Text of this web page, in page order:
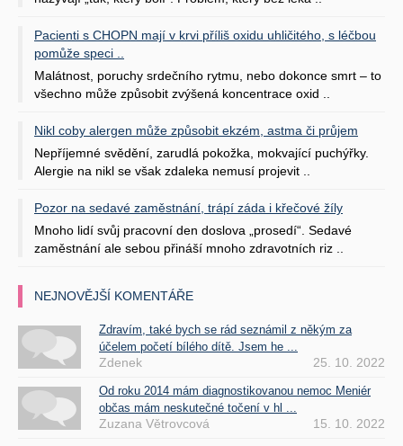
Pacienti s CHOPN mají v krvi příliš oxidu uhličitého, s léčbou
pomůže speci ..
Malátnost, poruchy srdečního rytmu, nebo dokonce smrt – to
všechno může způsobit zvýšená koncentrace oxid ..
Nikl coby alergen může způsobit ekzém, astma či průjem
Nepříjemné svědění, zarudlá pokožka, mokvající puchýřky.
Alergie na nikl se však zdaleka nemusí projevit ..
Pozor na sedavé zaměstnání, trápí záda i křečové žíly
Mnoho lidí svůj pracovní den doslova „prosedí“. Sedavé
zaměstnání ale sebou přináší mnoho zdravotních riz ..
NEJNOVĚJŠÍ KOMENTÁŘE
Zdravím, také bych se rád seznámil z někým za
účelem početí bílého dítě. Jsem he ...
Zdenek 25. 10. 2022
Od roku 2014 mám diagnostikovanou nemoc Meniér
občas mám neskutečné točení v hl ...
Zuzana Větrovcová 15. 10. 2022